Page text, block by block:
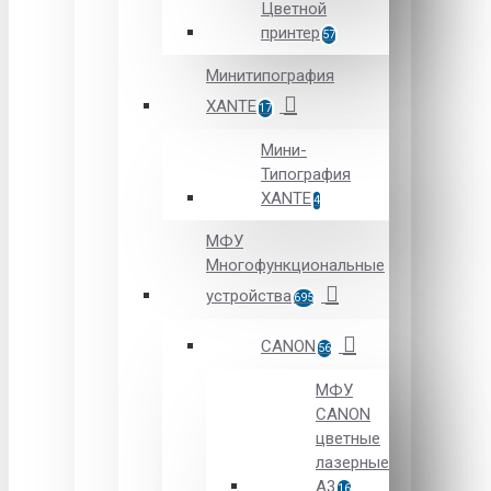
Цветной
принтер 57
Минитипография
XANTE17
Мини-
Типография
XANTE4
МФУ
Многофункциональные
устройства695
CANON 56
МФУ
CANON
цветные
лазерные
А3